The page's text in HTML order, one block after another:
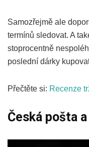
Samozřejmě ale
termínů sledovat. A
stoprocentně
poslední dárky
Přečtěte si: Recenze
Česká pošta